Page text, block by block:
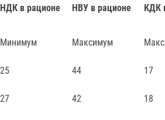
НДК в рационе НВУ в рационе КДК
Минимум Максимум
25 44 17
27 42 18